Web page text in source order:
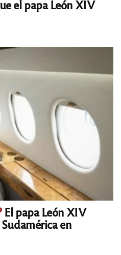
el papa León XIV
El papa León XIV
en